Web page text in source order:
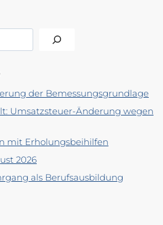
der Bemessungsgrundlage
Umsatzsteuer-Änderung wegen
mit Erholungsbeihilfen
2026
als Berufsausbildung